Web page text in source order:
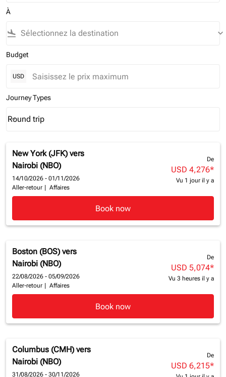
À
flight_land keyboard_arrow_down
Budget
USD
Journey Types
Journey Types option Round trip Selected
Round trip
keyboard_arrow_down
New York (JFK) vers
Nairobi (NBO)
14/10/2026 - 01/11/2026
Aller-retour
Affaires
De
USD 4,276*
Vu 1 jour il y a
Book now
Boston (BOS) vers
Nairobi (NBO)
22/08/2026 - 05/09/2026
Aller-retour
Affaires
De
USD 5,074*
Vu 3 heures il y a
Book now
Columbus (CMH) vers
Nairobi (NBO)
31/08/2026 - 30/11/2026
De
USD 6,215*